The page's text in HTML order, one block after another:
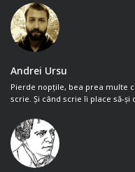
Andrei Ursu
Pierde nopțile, bea prea multe
scrie. Și când scrie îi place să-